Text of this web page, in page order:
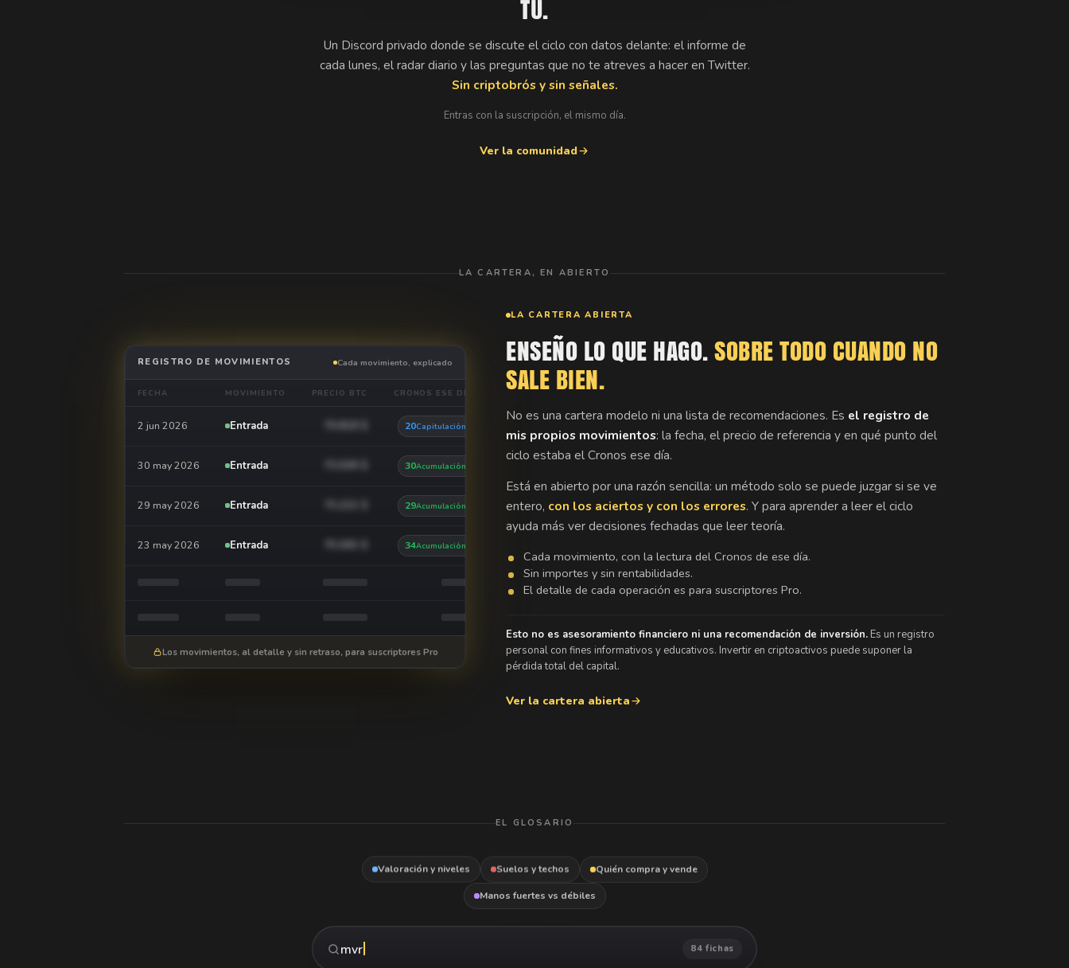
TÚ.
Un Discord privado donde se discute el ciclo con datos delante: el informe de
cada lunes, el radar diario y las preguntas que no te atreves a hacer en Twitter.
Sin criptobrós y sin señales.
Entras con la suscripción, el mismo día.
Ver la comunidad
LA CARTERA, EN ABIERTO
LA CARTERA ABIERTA
ENSEÑO LO QUE HAGO.SOBRE TODO CUANDO NO
SALE BIEN.
REGISTRO DE MOVIMIENTOS Cada movimiento, explicado
FECHA MOVIMIENTO PRECIO BTC CRONOS ESE DÍA
2 jun 2026 Entrada 70.818 $ 20Capitulación
30 may 2026 Entrada 73.509 $ 30Acumulación
29 may 2026 Entrada 73.222 $ 29Acumulación
23 may 2026 Entrada 75.583 $ 34Acumulación
Los movimientos, al detalle y sin retraso, para suscriptores Pro
No es una cartera modelo ni una lista de recomendaciones. Es el registro de
mis propios movimientos: la fecha, el precio de referencia y en qué punto del
ciclo estaba el Cronos ese día.
Está en abierto por una razón sencilla: un método solo se puede juzgar si se ve
entero, con los aciertos y con los errores. Y para aprender a leer el ciclo
ayuda más ver decisiones fechadas que leer teoría.
Cada movimiento, con la lectura del Cronos de ese día.
Sin importes y sin rentabilidades.
El detalle de cada operación es para suscriptores Pro.
Esto no es asesoramiento financiero ni una recomendación de inversión. Es un registro
personal con fines informativos y educativos. Invertir en criptoactivos puede suponer la
pérdida total del capital.
Ver la cartera abierta
EL GLOSARIO
Valoración y niveles Suelos y techos Quién compra y vende
Manos fuertes vs débiles
mvrv 84 fichas